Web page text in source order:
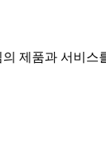
제품과 서비스